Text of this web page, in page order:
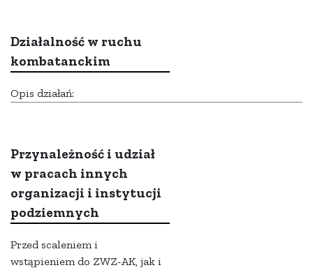
Działalność w ruchu
kombatanckim
Opis działań:
Przynależność i udział
w pracach innych
organizacji i instytucji
podziemnych
Przed scaleniem i
wstąpieniem do ZWZ-AK, jak i